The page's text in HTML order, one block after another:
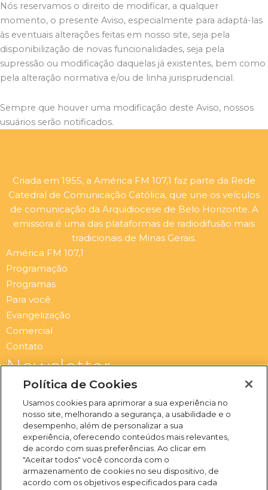
Nós reservamos o direito de modificar, a qualquer
momento, o presente Aviso, especialmente para adaptá-las
às eventuais alterações feitas em nosso site, seja pela
disponibilização de novas funcionalidades, seja pela
supressão ou modificação daquelas já existentes, bem como
pela alteração normativa e/ou de linha jurisprudencial.
Sempre que houver uma modificação deste Aviso, nossos
usuários serão notificados.
Criada em 1955, a América FM 107,1 faz parte da Rede
Catedral de Comunicação Católica, que une os veículos
de comunicação da Arquidiocese de Belo Horizonte. A
emissora é uma das plataformas de radiodifusão mais
tradicionais de Minas Gerais.
América FM 107,1
Programação
Programas
Para você
Evangelização
Comercial
Contato
Newsletter
Email Submit
F
a
c
e
b
o
o
Y
o
u
t
u
b
e
S
p
o
t
i
f
y
(31) 3469-2500
Rua Campo Verde, 103 -
Política de Cookies
Usamos cookies para aprimorar a sua experiência no
nosso site, melhorando a segurança, a usabilidade e o
desempenho, além de personalizar a sua
experiência, oferecendo conteúdos mais relevantes,
de acordo com suas preferências. Ao clicar em
"Aceitar todos" você concorda com o
armazenamento de cookies no seu dispositivo, de
acordo com os objetivos especificados para cada